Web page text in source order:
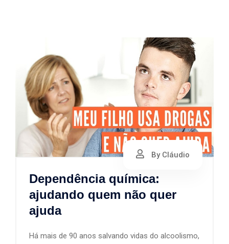
By Cláudio
Dependência química:
ajudando quem não quer
ajuda
Há mais de 90 anos salvando vidas do alcoolismo,